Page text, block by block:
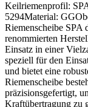
Keilriemenprofil:
5294Material:
Riemenscheibe SPA
renommierten
Einsatz in einer
speziell für den
und bietet eine
Riemenscheibe
präzisionsgefertigt,
Kraftübertragung zu